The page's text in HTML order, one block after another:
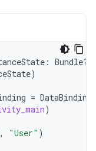
: Bundle?)
)
=
)
, "User" )